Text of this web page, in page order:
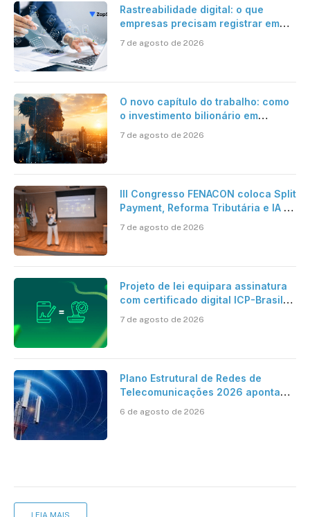
Rastreabilidade digital: o que
empresas precisam registrar em
7 de agosto de 2026
O novo capítulo do trabalho: como
o investimento bilionário em
verdadeira era da inteligência
7 de agosto de 2026
III Congresso FENACON coloca Split
Payment, Reforma Tributária e IA no
7 de agosto de 2026
Projeto de lei equipara assinatura
com certificado digital ICP-Brasil
cartório
7 de agosto de 2026
Plano Estrutural de Redes de
Telecomunicações 2026 aponta
mantém desafio
6 de agosto de 2026
LEIA MAIS